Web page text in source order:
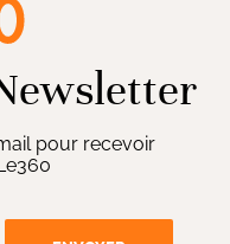
pour recevoir